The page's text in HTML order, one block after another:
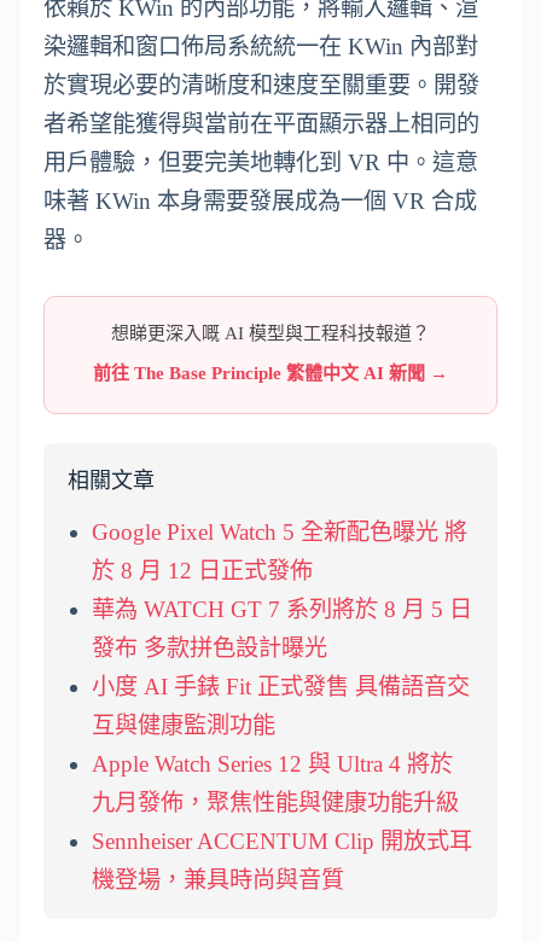
依賴於 KWin 的內部功能，將輸入邏輯、渲
染邏輯和窗口佈局系統統一在 KWin 內部對
於實現必要的清晰度和速度至關重要。開發
者希望能獲得與當前在平面顯示器上相同的
用戶體驗，但要完美地轉化到 VR 中。這意
味著 KWin 本身需要發展成為一個 VR 合成
器。
想睇更深入嘅 AI 模型與工程科技報道？
前往 The Base Principle 繁體中文 AI 新聞 →
相關文章
Google Pixel Watch 5 全新配色曝光 將
於 8 月 12 日正式發佈
華為 WATCH GT 7 系列將於 8 月 5 日
發布 多款拼色設計曝光
小度 AI 手錶 Fit 正式發售 具備語音交
互與健康監測功能
Apple Watch Series 12 與 Ultra 4 將於
九月發佈，聚焦性能與健康功能升級
Sennheiser ACCENTUM Clip 開放式耳
機登場，兼具時尚與音質